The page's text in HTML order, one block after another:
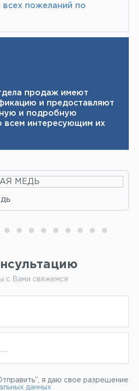
всех пожеланий по
продаж имеют
и ​ предоставляют
и подробную
всем интересующим их
с Вами свяжемся
я даю свое разрешение
данных